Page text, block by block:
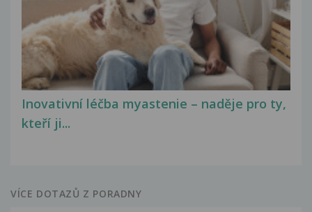
Inovativní léčba myastenie – naděje pro ty,
kteří ji...
VÍCE DOTAZŮ Z PORADNY